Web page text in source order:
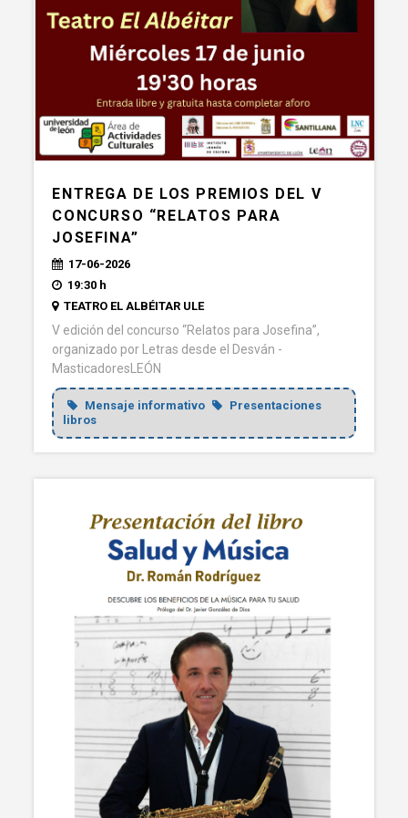
ENTREGA DE LOS PREMIOS DEL V
CONCURSO “RELATOS PARA
JOSEFINA”
17-06-2026
19:30 h
TEATRO EL ALBÉITAR ULE
V edición del concurso “Relatos para Josefina”,
organizado por Letras desde el Desván -
MasticadoresLEÓN
Mensaje informativo
Presentaciones
libros